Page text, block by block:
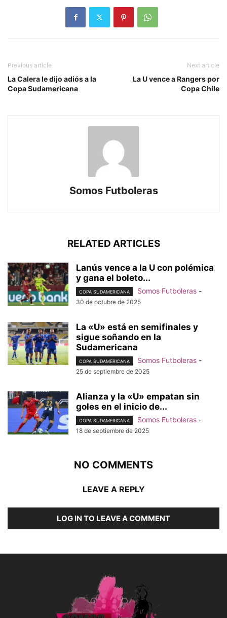
Previous article
La Calera le dijo adiós a la
Copa Sudamericana
Next article
La U vence a Rangers por
Copa Chile
Somos Futboleras
RELATED ARTICLES
Lanús vence a la U con polémica
y gana el boleto...
COPA SUDAMERICANA Somos Futboleras -
30 de octubre de 2025
La «U» está en semifinales y
sigue soñando en la
Sudamericana
COPA SUDAMERICANA Somos Futboleras -
25 de septiembre de 2025
Alianza y la «U» empatan sin
goles en el inicio de...
COPA SUDAMERICANA Somos Futboleras -
18 de septiembre de 2025
NO COMMENTS
LEAVE A REPLY
LOG IN TO LEAVE A COMMENT